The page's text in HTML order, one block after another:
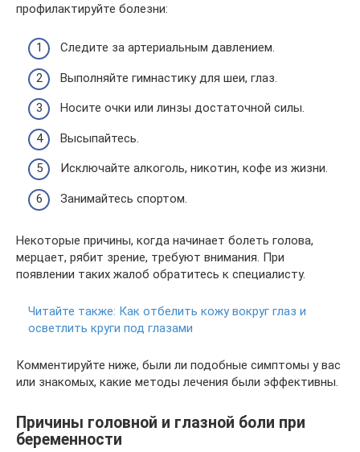
профилактируйте болезни:
Следите за артериальным давлением.
Выполняйте гимнастику для шеи, глаз.
Носите очки или линзы достаточной силы.
Высыпайтесь.
Исключайте алкоголь, никотин, кофе из жизни.
Занимайтесь спортом.
Некоторые причины, когда начинает болеть голова,
мерцает, рябит зрение, требуют внимания. При
появлении таких жалоб обратитесь к специалисту.
Читайте также: Как отбелить кожу вокруг глаз и
осветлить круги под глазами
Комментируйте ниже, были ли подобные симптомы у вас
или знакомых, какие методы лечения были эффективны.
Причины головной и глазной боли при
беременности